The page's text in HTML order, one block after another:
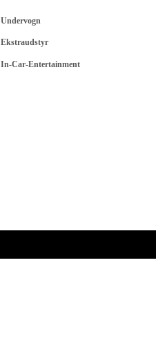
Undervogn
Ekstraudstyr
In-Car-Entertainment